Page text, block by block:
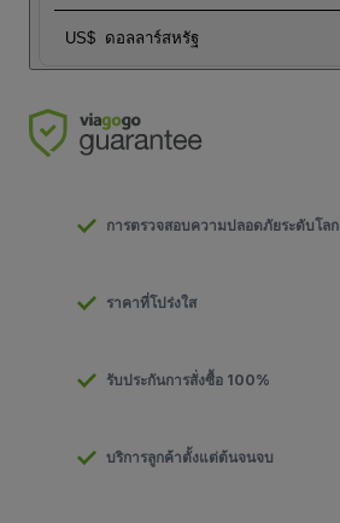
US$ ดอลลาร์สหรัฐ
การตรวจสอบความปลอดภัยระดับโลก
ราคาที่โปร่งใส
รับประกันการสั่งซื้อ 100%
บริการลูกค้าตั้งแต่ต้นจนจบ